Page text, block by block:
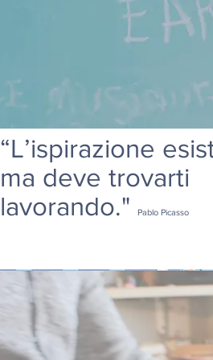
“L’ispirazione
ma deve trovarti
lavorando."
Pablo Picasso